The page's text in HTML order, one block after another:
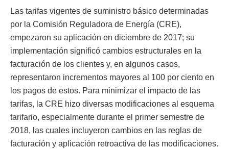
Las tarifas vigentes de suministro básico determinadas
por la Comisión Reguladora de Energía (CRE),
empezaron su aplicación en diciembre de 2017; su
implementación significó cambios estructurales en la
facturación de los clientes y, en algunos casos,
representaron incrementos mayores al 100 por ciento en
los pagos de estos. Para minimizar el impacto de las
tarifas, la CRE hizo diversas modificaciones al esquema
tarifario, especialmente durante el primer semestre de
2018, las cuales incluyeron cambios en las reglas de
facturación y aplicación retroactiva de las modificaciones.